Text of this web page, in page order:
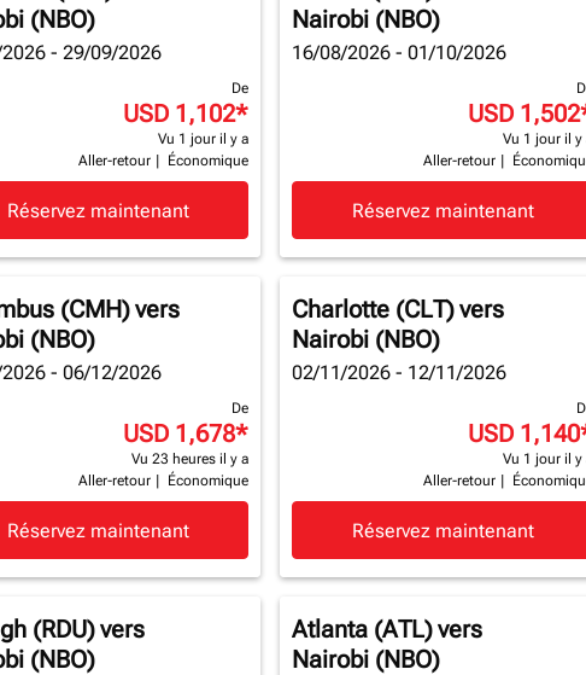
(NBO)
- 29/09/2026
De
USD 1,102*
Vu 1 jour il y a
Aller-retour
Économique
Réservez maintenant
Nairobi (NBO)
16/08/2026 - 01/10/2026
USD 1,502
Vu 1 jour il y
Aller-retour
Réservez maintenant
(CMH)vers
(NBO)
- 06/12/2026
De
USD 1,678*
Vu 23 heures il y a
Aller-retour
Économique
Réservez maintenant
Charlotte (CLT)vers
Nairobi (NBO)
02/11/2026 - 12/11/2026
USD 1,140
Vu 1 jour il y
Aller-retour
Réservez maintenant
(RDU)vers
(NBO)
Atlanta (ATL)vers
Nairobi (NBO)